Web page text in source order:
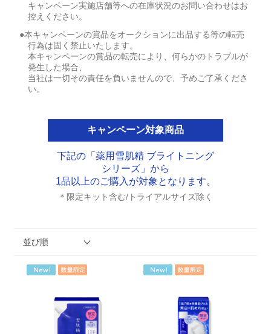
キャンペーン実施店舗等への在庫状況のお問い合わせはお
控えください。
●本キャンペーンの賞品をオークションに出品する等の転売
行為は固く禁止いたします。
本キャンペーンの賞品の転売により、何らかのトラブルが
発生した場合、
当社は一切その責任を負いませんので、予めご了承くださ
い。
キャンペーン対象商品
下記の「薬用雪肌精 ブライトニング
シリーズ」から
1品以上のご購入が対象となります。
＊限定キット含む/トライアルサイズ除く
並び順